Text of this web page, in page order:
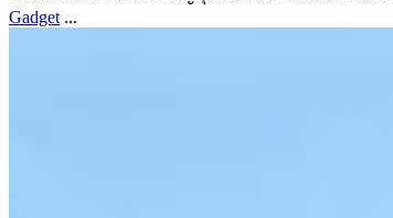
Gadget...